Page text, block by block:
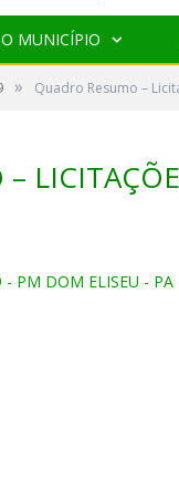
O MUNICÍPIO
» Quadro Resumo –
PM DOM ELISEU - PA